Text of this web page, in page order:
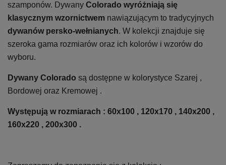
szamponów. Dywany Colorado wyróżniają się
klasycznym wzornictwem nawiązującym to tradycyjnych
dywanów persko-wełnianych. W kolekcji znajduje się
szeroka gama rozmiarów oraz ich kolorów i wzorów do
wyboru.
Dywany Colorado są dostępne w kolorystyce Szarej ,
Bordowej oraz Kremowej .
Występują w rozmiarach : 60x100 , 120x170 , 140x200 ,
160x220 , 200x300 .